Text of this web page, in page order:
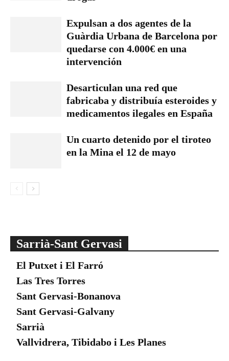
Expulsan a dos agentes de la
Guàrdia Urbana de Barcelona por
quedarse con 4.000€ en una
intervención
Desarticulan una red que
fabricaba y distribuía esteroides y
medicamentos ilegales en España
Un cuarto detenido por el tiroteo
en la Mina el 12 de mayo
Sarrià-Sant Gervasi
El Putxet i El Farró
Las Tres Torres
Sant Gervasi-Bonanova
Sant Gervasi-Galvany
Sarrià
Vallvidrera, Tibidabo i Les Planes